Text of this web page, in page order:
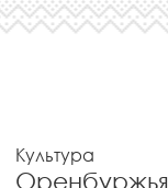
Культура
Оренбуржья